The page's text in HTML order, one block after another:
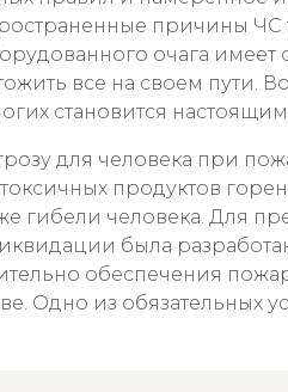
причины ЧС
очага
все на своем пути.
становится
для человека при
продуктов
гибели человека. Для
была
обеспечения
Одно из обязательных